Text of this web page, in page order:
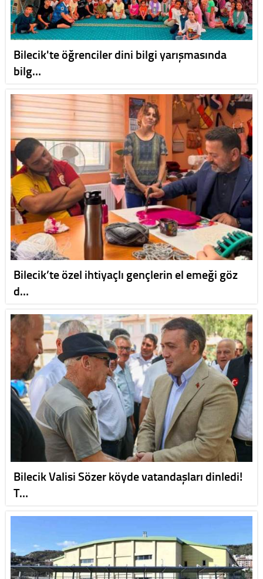
Bilecik'te öğrenciler dini bilgi yarışmasında
bilg…
Bilecik’te özel ihtiyaçlı gençlerin el emeği göz
d…
Bilecik Valisi Sözer köyde vatandaşları dinledi!
T…